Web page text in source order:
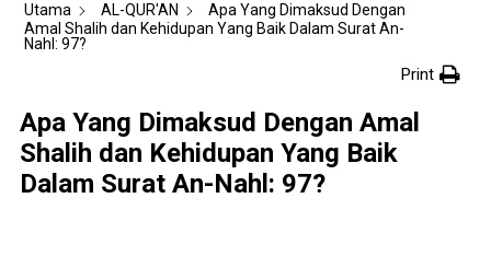
Utama AL-QUR'AN
Apa Yang Dimaksud Dengan
Amal Shalih dan Kehidupan Yang Baik Dalam Surat An-
Nahl: 97?
Print
Apa Yang Dimaksud Dengan Amal
Shalih dan Kehidupan Yang Baik
Dalam Surat An-Nahl: 97?